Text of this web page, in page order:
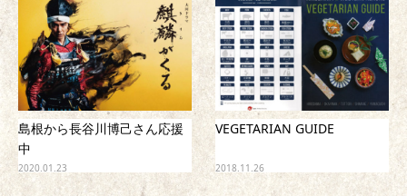
島根から長谷川博己さん応援
中
2020.01.23
VEGETARIAN GUIDE
2018.11.26